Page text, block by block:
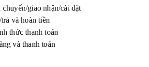
chuyển/giao nhận/cài đặt
và hoàn tiền
thức thanh toán
và thanh toán